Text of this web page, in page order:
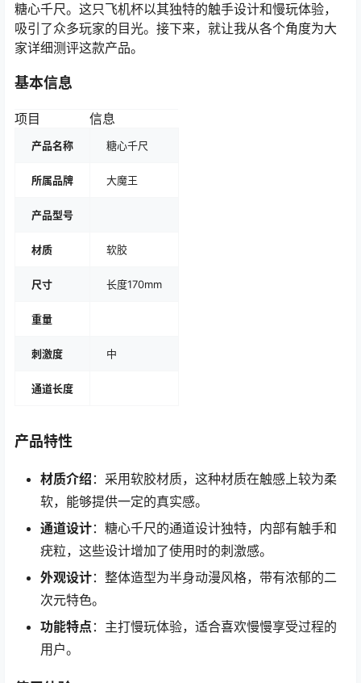
糖心千尺。这只飞机杯以其独特的触手设计和慢玩体验，
吸引了众多玩家的目光。接下来，就让我从各个角度为大
家详细测评这款产品。
基本信息
项目 信息
产品名称 糖心千尺
所属品牌 大魔王
产品型号
材质 软胶
尺寸 长度170mm
重量
刺激度 中
通道长度
产品特性
材质介绍 ：采用软胶材质，这种材质在触感上较为柔
软，能够提供一定的真实感。
通道设计：糖心千尺的通道设计独特，内部有触手和
疣粒，这些设计增加了使用时的刺激感。
外观设计：整体造型为半身动漫风格，带有浓郁的二
次元特色。
功能特点 ：主打慢玩体验，适合喜欢慢慢享受过程的
用户。